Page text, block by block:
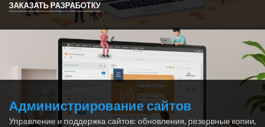
ЗАКАЗАТЬ РАЗРАБОТКУ
Администрирование сайтов
Управление и поддержка сайтов: обновления, резервные копии,